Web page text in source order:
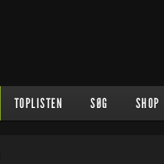
TOPLISTEN SØG SHOP